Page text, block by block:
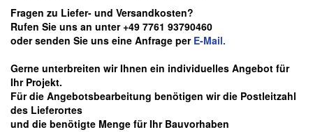
Fragen zu Liefer- und Versandkosten?
Rufen Sie uns an unter +49 7761 93790460
oder senden Sie uns eine Anfrage per E-Mail.
Gerne unterbreiten wir Ihnen ein individuelles Angebot für
Ihr Projekt.
Für die Angebotsbearbeitung benötigen wir die Postleitzahl
des Lieferortes
und die benötigte Menge für Ihr Bauvorhaben